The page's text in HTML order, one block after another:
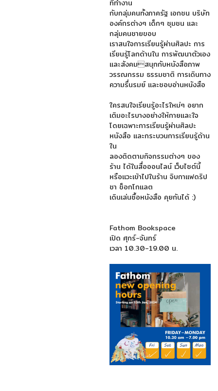
ที่ทำงาน
กับกลุ่มคนทั้งภาครัฐ เอกชน บริษัท
องค์กรต่างๆ เด็กๆ ชุมชน และ
กลุ่มคนชายขอบ
เราสนใจการเรียนรู้ผ่านศิลปะ การ
เรียนรู้โลกด้านใน การพัฒนาตัวเอง
และสังคมสนุกกับหนังสือภาพ
วรรณกรรม ธรรมชาติ การเดินทาง
ความรื่นรมย์ และชอบอ่านหนังสือ
ใครสนใจเรียนรู้อะไรใหม่ๆ อยาก
เติมอะไรบางอย่างให้กายและใจ
โดยเฉพาะการเรียนรู้ผ่านศิลปะ
หนังสือ และกระบวนการเรียนรู้ด้าน
ใน
ลองติดตามกิจกรรมต่างๆ ของ
ร้าน ได้ในสื่อออนไลน์ เว็บไซต์นี้
หรือแวะเข้าไปในร้าน จิบกาแฟดริป
ชา ช็อกโกแลต
เดินเล่นซื้อหนังสือ คุยกันได้ :)
Fathom Bookspace
เปิด ศุกร์-จันทร์
เวลา 10.30-19.00 น.